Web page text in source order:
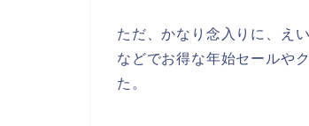
ただ、かなり念入りに、え
などでお得な年始セールや
た。